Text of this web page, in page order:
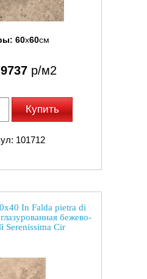
60x60см
9737 р/м2
Купить
101712
In Falda pietra di
бежево-
Serenissima Cir